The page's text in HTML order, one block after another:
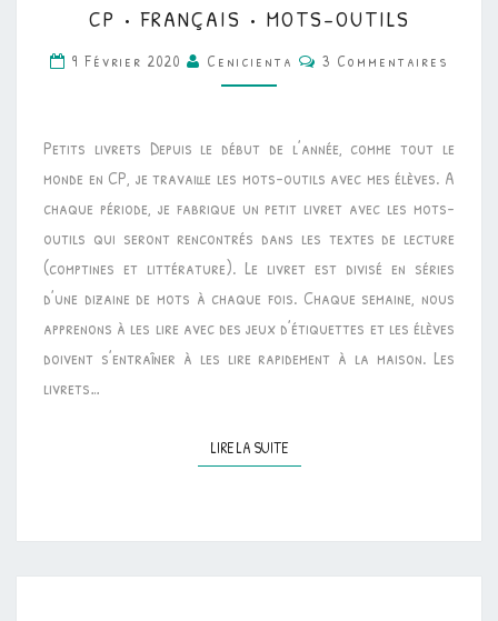
•
FRANÇAIS
•
OUTILS
CP • FRANÇAIS • MOTS-OUTILS
9 Février 2020 Cenicienta Commentaires
3 Commentaires
Petits livrets Depuis le début de l’année, comme tout le
monde en CP, je travaille les mots-outils avec mes élèves. A
chaque période, je fabrique un petit livret avec les mots-
outils qui seront rencontrés dans les textes de lecture
(comptines et littérature). Le livret est divisé en séries
d’une dizaine de mots à chaque fois. Chaque semaine, nous
apprenons à les lire avec des jeux d’étiquettes et les élèves
doivent s’entraîner à les lire rapidement à la maison. Les
livrets…
LIRE LA SUITELIRE LA SUITE